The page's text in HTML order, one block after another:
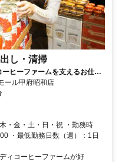
し・清掃
ーヒーファームを支えるお仕事
ール甲府昭和店
・金・土・日・祝 ・勤務時
・最低勤務日数（週）：1日
ィコーヒーファームが好